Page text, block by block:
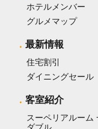
ホテルメンバー
グルメマップ
最新情報
住宅割引
ダイニングセール
客室紹介
スーペリアルーム